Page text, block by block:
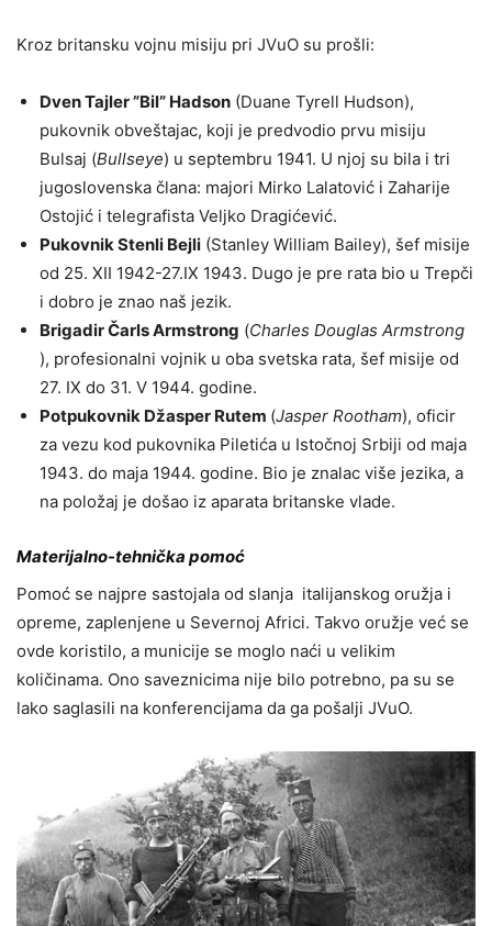
Kroz britansku vojnu misiju pri JVuO su prošli:
Dven Tajler ”Bil” Hadson (Duane Tyrell Hudson),
pukovnik obveštajac, koji je predvodio prvu misiju
Bulsaj (Bullseye) u septembru 1941. U njoj su bila i tri
jugoslovenska člana: majori Mirko Lalatović i Zaharije
Ostojić i telegrafista Veljko Dragićević.
Pukovnik Stenli Bejli (Stanley William Bailey), šef misije
od 25. XII 1942-27.IX 1943. Dugo je pre rata bio u Trepči
i dobro je znao naš jezik.
Brigadir Čarls Armstrong (Charles Douglas Armstrong
), profesionalni vojnik u oba svetska rata, šef misije od
27. IX do 31. V 1944. godine.
Potpukovnik Džasper Rutem (Jasper Rootham), oficir
za vezu kod pukovnika Piletića u Istočnoj Srbiji od maja
1943. do maja 1944. godine. Bio je znalac više jezika, a
na položaj je došao iz aparata britanske vlade.
Materijalno-tehnička pomoć
Pomoć se najpre sastojala od slanja italijanskog oružja i
opreme, zaplenjene u Severnoj Africi. Takvo oružje već se
ovde koristilo, a municije se moglo naći u velikim
količinama. Ono saveznicima nije bilo potrebno, pa su se
lako saglasili na konferencijama da ga pošalji JVuO.